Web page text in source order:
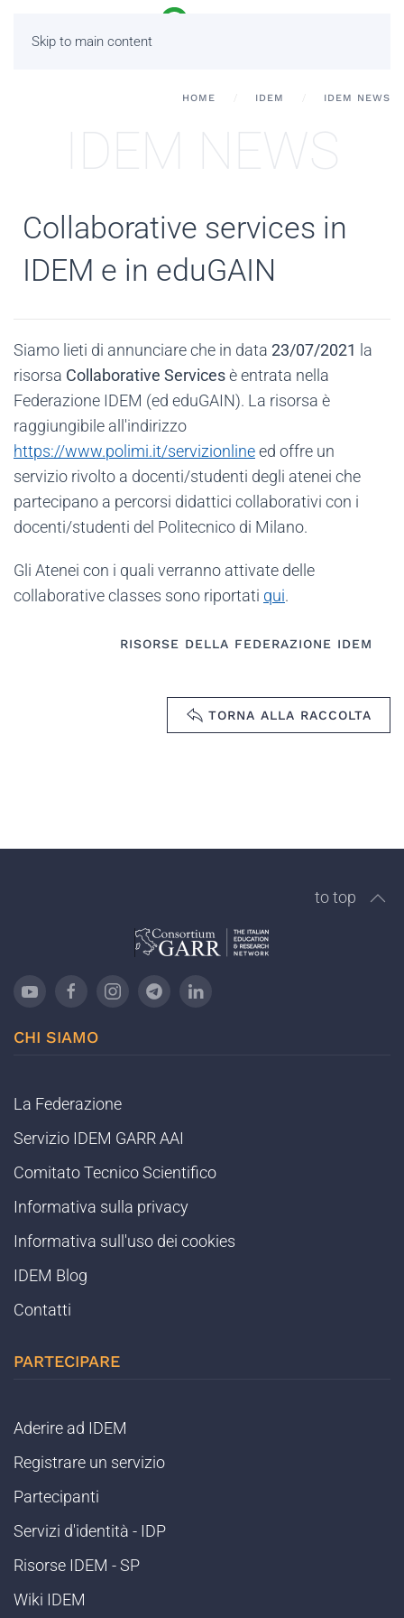
Skip to main content
HOME IDEM IDEM NEWS
IDEM NEWS
Collaborative services in
IDEM e in eduGAIN
Siamo lieti di annunciare che in data 23/07/2021 la
risorsa Collaborative Servicesè entrata nella
Federazione IDEM (ed eduGAIN). La risorsa è
raggiungibile all'indirizzo
https://www.polimi.it/servizionlineed offre un
servizio rivolto a docenti/studenti degli atenei che
partecipano a percorsi didattici collaborativi con i
docenti/studenti del Politecnico di Milano.
Gli Atenei con i quali verranno attivate delle
collaborative classes sono riportati qui.
RISORSE DELLA FEDERAZIONE IDEM
TORNA ALLA RACCOLTA
to top
CHI SIAMO
La Federazione
Servizio IDEM GARR AAI
Comitato Tecnico Scientifico
Informativa sulla privacy
Informativa sull'uso dei cookies
IDEM Blog
Contatti
PARTECIPARE
Aderire ad IDEM
Registrare un servizio
Partecipanti
Servizi d'identità - IDP
Risorse IDEM - SP
Wiki IDEM